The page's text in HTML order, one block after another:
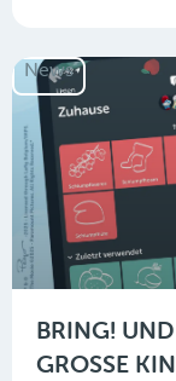
News
BRING!
GROSSE